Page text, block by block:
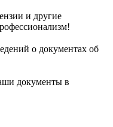
и другие
о документах об
документы в